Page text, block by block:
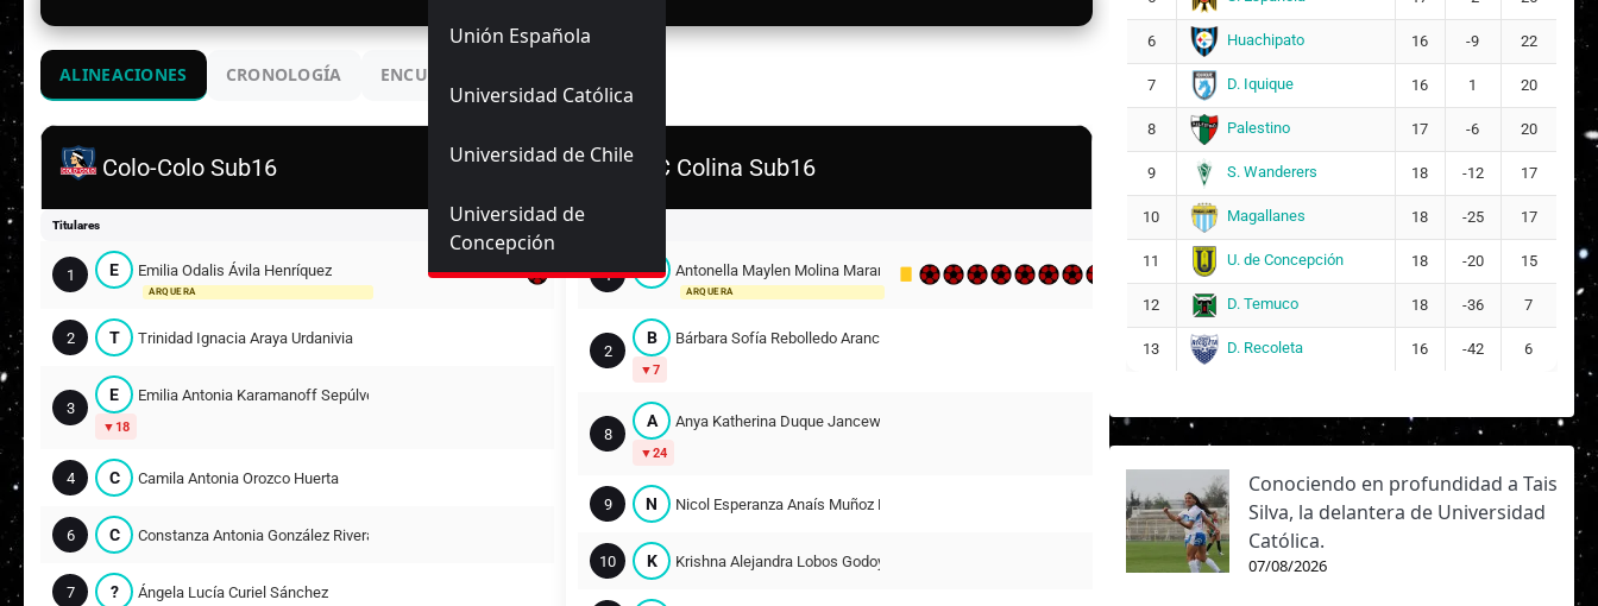
Unión Española
Universidad Católica
Universidad de Chile
Universidad de
Concepción
ALINEACIONES CRONOLOGÍA ENCUENTROS ANTERIORES
Colo-Colo Sub16
Titulares
1 E Emilia Odalis Ávila Henríquez
ARQUERA
2 T Trinidad Ignacia Araya Urdanivia
3
E Emilia Antonia Karamanoff Sepúlveda
18
4 C Camila Antonia Orozco Huerta
6 C Constanza Antonia González Rivera
7 ? Ángela Lucía Curiel Sánchez
AC Colina Sub16
1 A Antonella Maylen Molina Marambio
ARQUERA
2
B Bárbara Sofía Rebolledo Arancibia
7
8
A Anya Katherina Duque Jancew-cudier
24
9 N Nicol Esperanza Anaís Muñoz Parra
10 K Krishna Alejandra Lobos Godoy
6 Huachipato 16 -9 22
7 D. Iquique 16 1 20
8 Palestino 17 -6 20
9 S. Wanderers 18 -12 17
10 Magallanes 18 -25 17
11 U. de Concepción 18 -20 15
12 D. Temuco 18 -36 7
13 D. Recoleta 16 -42 6
Conociendo en profundidad a Tais
Silva, la delantera de Universidad
Católica.
07/08/2026